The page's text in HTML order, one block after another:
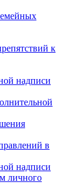
к
надписи
в
надписи
личного